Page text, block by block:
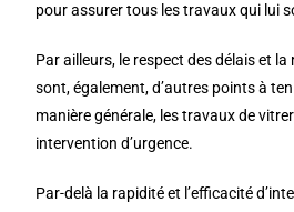
pour assurer tous les travaux qui lui
Par ailleurs, le respect des délais et
sont, également, d’autres points à
manière générale, les travaux de
intervention d’urgence.
Par-delà la rapidité et l’efficacité